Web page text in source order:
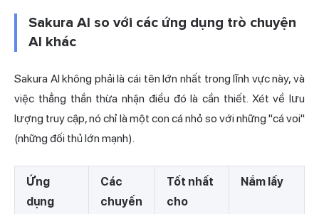
Sakura AI so với các ứng dụng trò chuyện
AI khác
Sakura AI không phải là cái tên lớn nhất trong lĩnh vực này, và
việc thẳng thắn thừa nhận điều đó là cần thiết. Xét về lưu
lượng truy cập, nó chỉ là một con cá nhỏ so với những "cá voi"
(những đối thủ lớn mạnh).
Ứng
dụng
Các
chuyến
Tốt nhất
cho
Nắm lấy